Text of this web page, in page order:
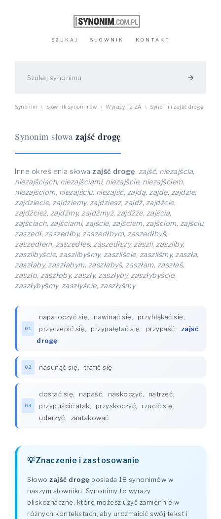
SZUKAJ SŁOWNIK KONTAKT
arrow_forward
Synonim \ Słownik synonimów \ Wyrazy na ZA \ Synonim zajść drogę
Synonim słowa zajść drogę
Inne określenia słowa zajść drogę: zajść, niezajścia,
niezajściach, niezajściami, niezajście, niezajściem,
niezajściom, niezajściu, niezajść, zajdą, zajdę, zajdzie,
zajdziecie, zajdziemy, zajdziesz, zajdź, zajdźcie,
zajdźcież, zajdźmy, zajdźmyż, zajdźże, zajścia,
zajściach, zajściami, zajście, zajściem, zajściom, zajściu,
zaszedł, zaszedłby, zaszedłbym, zaszedłbyś,
zaszedłem, zaszedłeś, zaszedłszy, zaszli, zaszliby,
zaszlibyście, zaszlibyśmy, zaszliście, zaszliśmy, zaszła,
zaszłaby, zaszłabym, zaszłabyś, zaszłam, zaszłaś,
zaszło, zaszłoby, zaszły, zaszłyby, zaszłybyście,
zaszłybyśmy, zaszłyście, zaszłyśmy
01
napatoczyć się nawinąć się przybłąkać się
przyczepić się
przypałętać się przypaść
zajść
drogę
02 nasunąć się trafić się
03
dostać się napaść naskoczyć natrzeć
przypuścić atak
przyskoczyć rzucić się
uderzyć
zaatakować
Znaczenie i zastosowanie
Słowo zajść drogę posiada 18 synonimów w
naszym słowniku. Synonimy to wyrazy
bliskoznaczne, które możesz użyć zamiennie w
różnych kontekstach, aby urozmaicić swój tekst i